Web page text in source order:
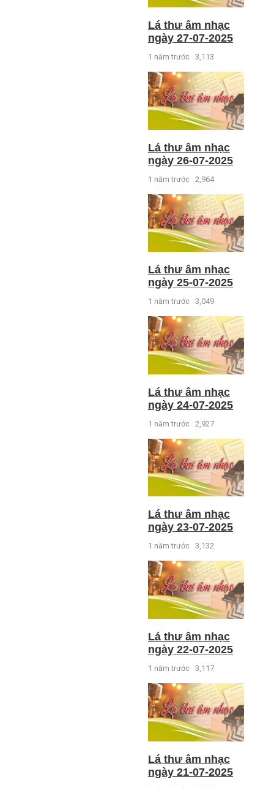
Lá thư âm nhạc
ngày 27-07-2025
1 năm trước 3,113
Lá thư âm nhạc
ngày 26-07-2025
1 năm trước 2,964
Lá thư âm nhạc
ngày 25-07-2025
1 năm trước 3,049
Lá thư âm nhạc
ngày 24-07-2025
1 năm trước 2,927
Lá thư âm nhạc
ngày 23-07-2025
1 năm trước 3,132
Lá thư âm nhạc
ngày 22-07-2025
1 năm trước 3,117
Lá thư âm nhạc
ngày 21-07-2025